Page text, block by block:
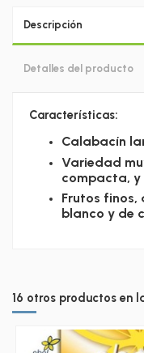
Descripción
Detalles del producto
Características:
Calabacín
Variedad
compacta, y
Frutos finos,
blanco y de
16 otros productos en